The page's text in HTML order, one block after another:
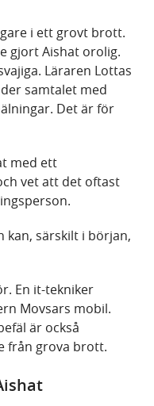
i ett grovt brott.
gjort Aishat orolig.
Läraren Lottas
samtalet med
Det är för
med ett
vet att det oftast
kan, särskilt i början,
En it-tekniker
Movsars mobil.
är också
från grova brott.